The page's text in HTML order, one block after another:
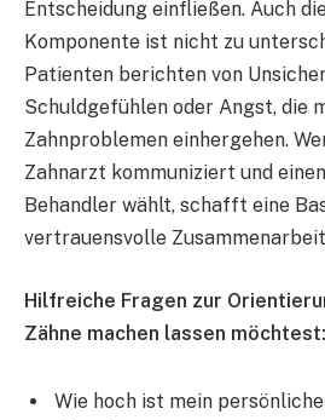
Entscheidung einfließen. Auch
Komponente ist nicht zu
Patienten berichten von
Schuldgefühlen oder Angst, die
Zahnproblemen einhergehen.
Zahnarzt kommuniziert und
Behandler wählt, schafft eine
vertrauensvolle
Hilfreiche Fragen zur
Zähne machen lassen möchtest:
Wie hoch ist mein